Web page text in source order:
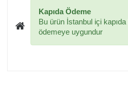
Kapıda Ödeme
Bu ürün İstanbul içi kapıda
ödemeye uygundur